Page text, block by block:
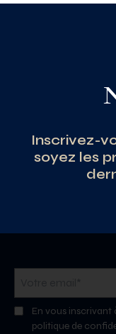
Inscrivez-
soyez les
En vous inscrivant
politique de